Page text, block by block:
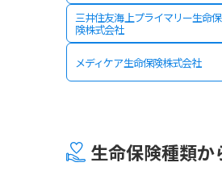
三井住友海上プライマリー生命保
険株式会社
メディケア生命保険株式会社
生命保険種類